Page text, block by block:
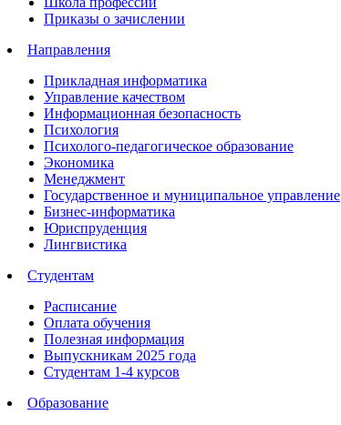
Приказы о зачислении
Направления
Прикладная информатика
Управление качеством
Информационная безопасность
Психология
Психолого-педагогическое образование
Экономика
Менеджмент
Государственное и муниципальное управление
Бизнес-информатика
Юриспруденция
Лингвистика
Студентам
Расписание
Оплата обучения
Полезная информация
Выпускникам 2025 года
Студентам 1-4 курсов
Образование